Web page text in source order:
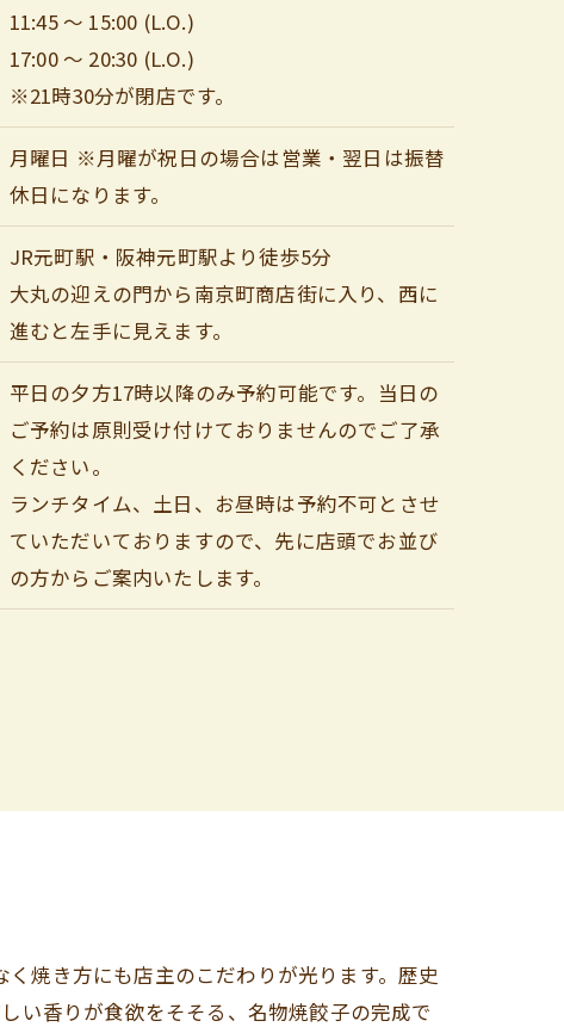
11:45 ～ 15:00 (L.O.)
17:00 ～ 20:30 (L.O.)
※21時30分が閉店です。
月曜日 ※月曜が祝日の場合は営業・翌日は振替
休日になります。
JR元町駅・阪神元町駅より徒歩5分
大丸の迎えの門から南京町商店街に入り、西に
進むと左手に見えます。
平日の夕方17時以降のみ予約可能です。当日の
ご予約は原則受け付けておりませんのでご了承
ください。
ランチタイム、土日、お昼時は予約不可とさせ
ていただいておりますので、先に店頭でお並び
の方からご案内いたします。
焼き方にも店主のこだわりが光ります。歴史
い香りが食欲をそそる、名物焼餃子の完成で